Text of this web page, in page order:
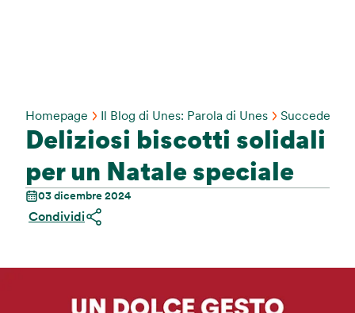
Homepage Il Blog di Unes: Parola di Unes Succede Da
Deliziosi biscotti solidali
per un Natale speciale
03 dicembre 2024
Condividi